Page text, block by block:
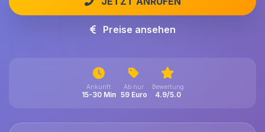
Preise ansehen
Ankunft
15-30 Min
Ab nur
59 Euro
Bewertung
4.9/5.0